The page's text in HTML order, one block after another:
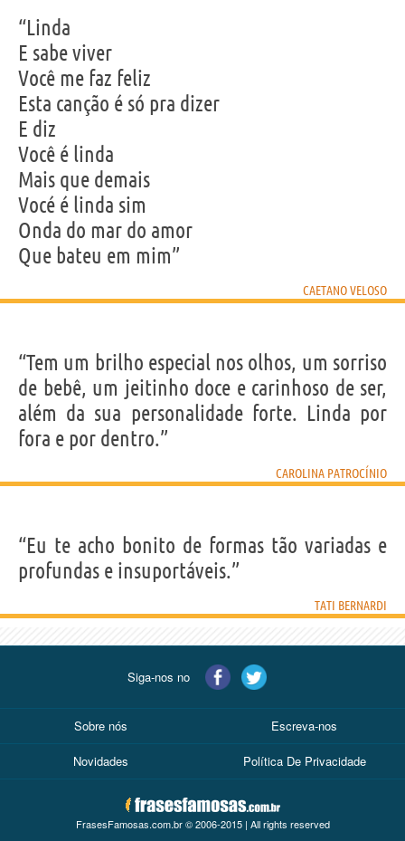
“Linda
E sabe viver
Você me faz feliz
Esta canção é só pra dizer
E diz
Você é linda
Mais que demais
Vocé é linda sim
Onda do mar do amor
Que bateu em mim”
CAETANO VELOSO
“Tem um brilho especial nos olhos, um sorriso
de bebê, um jeitinho doce e carinhoso de ser,
além da sua personalidade forte. Linda por
fora e por dentro.”
CAROLINA PATROCÍNIO
“Eu te acho bonito de formas tão variadas e
profundas e insuportáveis.”
TATI BERNARDI
Siga-nos no
Sobre nós Escreva-nos
Novidades Política De Privacidade
FrasesFamosas.com.br © 2006-2015 | All rights reserved